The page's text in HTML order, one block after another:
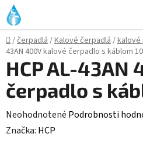
Prejsť
na
obsah
Domov
/čerpadlá/Kalové čerpadlá/kalové
43AN 400V kalové čerpadlo s káblom
HCP AL-43AN
čerpadlo s
Priemerné
hodnotenie
Neohodnotené Podrobnosti
Značka: HCP